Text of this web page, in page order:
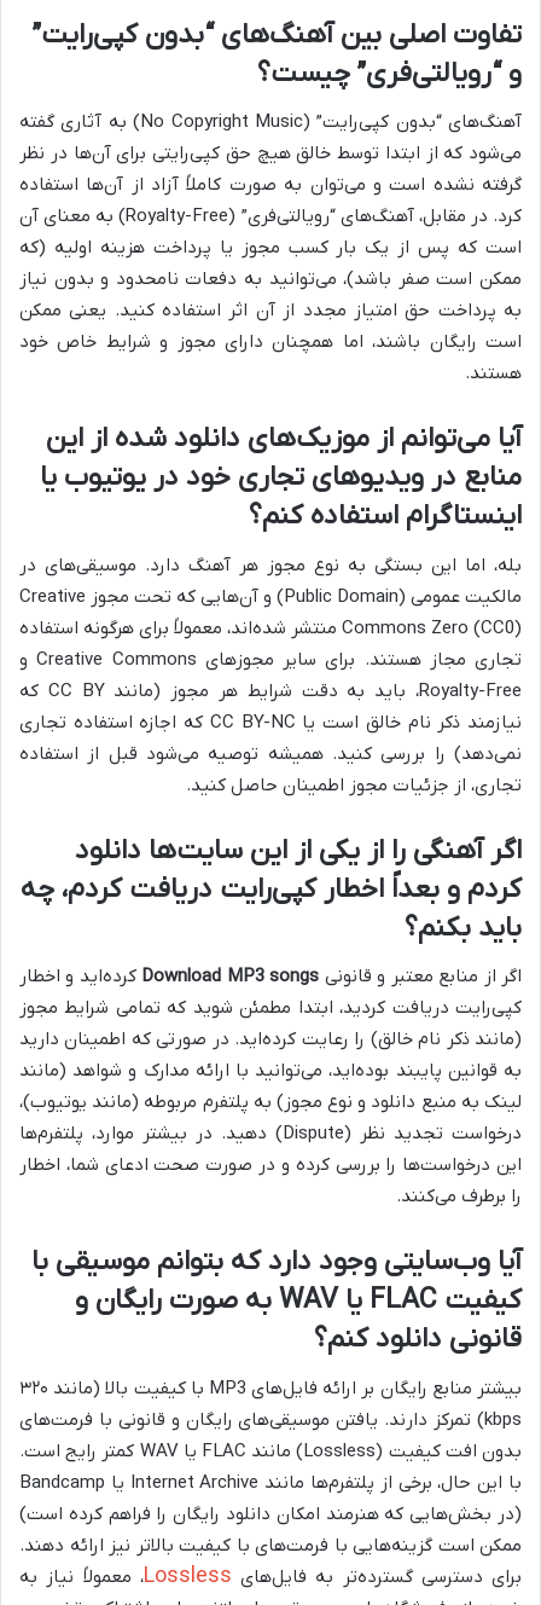
تفاوت اصلی بین آهنگ‌های “بدون کپی‌رایت”
و “رویالتی‌فری” چیست؟
آهنگ‌های “بدون کپی‌رایت” (No Copyright Music) به آثاری گفته
می‌شود که از ابتدا توسط خالق هیچ حق کپی‌رایتی برای آن‌ها در نظر
گرفته نشده است و می‌توان به صورت کاملاً آزاد از آن‌ها استفاده
کرد. در مقابل، آهنگ‌های “رویالتی‌فری” (Royalty-Free) به معنای آن
است که پس از یک بار کسب مجوز یا پرداخت هزینه اولیه (که
ممکن است صفر باشد)، می‌توانید به دفعات نامحدود و بدون نیاز
به پرداخت حق امتیاز مجدد از آن اثر استفاده کنید. یعنی ممکن
است رایگان باشند، اما همچنان دارای مجوز و شرایط خاص خود
هستند.
آیا می‌توانم از موزیک‌های دانلود شده از این
منابع در ویدیوهای تجاری خود در یوتیوب یا
اینستاگرام استفاده کنم؟
بله، اما این بستگی به نوع مجوز هر آهنگ دارد. موسیقی‌های در
مالکیت عمومی (Public Domain) و آن‌هایی که تحت مجوز Creative
Commons Zero (CC0) منتشر شده‌اند، معمولاً برای هرگونه استفاده
تجاری مجاز هستند. برای سایر مجوزهای Creative Commons و
Royalty-Free، باید به دقت شرایط هر مجوز (مانند CC BY که
نیازمند ذکر نام خالق است یا CC BY-NC که اجازه استفاده تجاری
نمی‌دهد) را بررسی کنید. همیشه توصیه می‌شود قبل از استفاده
تجاری، از جزئیات مجوز اطمینان حاصل کنید.
اگر آهنگی را از یکی از این سایت‌ها دانلود
کردم و بعداً اخطار کپی‌رایت دریافت کردم، چه
باید بکنم؟
اگر از منابع معتبر و قانونی Download MP3 songs کرده‌اید و اخطار
کپی‌رایت دریافت کردید، ابتدا مطمئن شوید که تمامی شرایط مجوز
(مانند ذکر نام خالق) را رعایت کرده‌اید. در صورتی که اطمینان دارید
به قوانین پایبند بوده‌اید، می‌توانید با ارائه مدارک و شواهد (مانند
لینک به منبع دانلود و نوع مجوز) به پلتفرم مربوطه (مانند یوتیوب)،
درخواست تجدید نظر (Dispute) دهید. در بیشتر موارد، پلتفرم‌ها
این درخواست‌ها را بررسی کرده و در صورت صحت ادعای شما، اخطار
را برطرف می‌کنند.
آیا وب‌سایتی وجود دارد که بتوانم موسیقی با
کیفیت FLAC یا WAV به صورت رایگان و
قانونی دانلود کنم؟
بیشتر منابع رایگان بر ارائه فایل‌های MP3 با کیفیت بالا (مانند ۳۲۰
kbps) تمرکز دارند. یافتن موسیقی‌های رایگان و قانونی با فرمت‌های
بدون افت کیفیت (Lossless) مانند FLAC یا WAV کمتر رایج است.
با این حال، برخی از پلتفرم‌ها مانند Internet Archive یا Bandcamp
(در بخش‌هایی که هنرمند امکان دانلود رایگان را فراهم کرده است)
ممکن است گزینه‌هایی با فرمت‌های با کیفیت بالاتر نیز ارائه دهند.
برای دسترسی گسترده‌تر به فایل‌های Lossless، معمولاً نیاز به